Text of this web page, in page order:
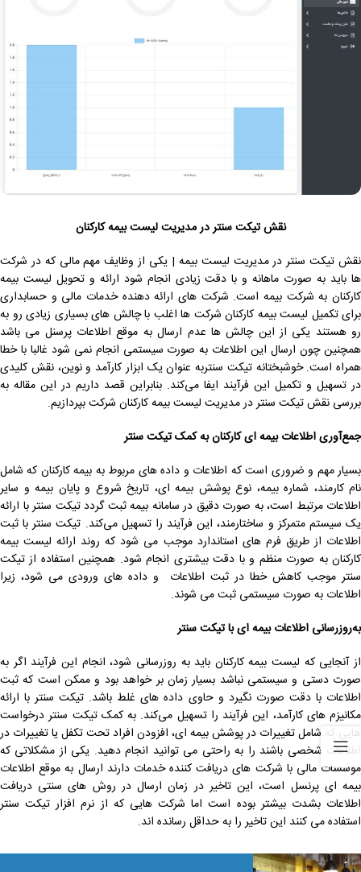
نقش تیکت سنتر در مدیریت لیست بیمه کارکنان
نقش تیکت سنتر در مدیریت لیست بیمه | یکی از وظایف مهم مالی که در شرکت
ها باید به صورت ماهانه و با دقت زیادی انجام شود ارائه و تحویل لیست بیمه
کارکنان به شرکت بیمه است. شرکت های ارائه دهنده خدمات مالی و حسابداری
برای تکمیل لیست بیمه کارکنان شرکت ها اغلب با چالش های بسیاری زیادی رو به
رو هستند یکی از این چالش ها عدم ارسال به موقع اطلاعات پرسنل می باشد
همچنین چون ارسال این اطلاعات به صورت سیستمی انجام نمی شود غالبا با خطا
همراه است. خوشبختانه تیکت سنتربه عنوان یک ابزار کارآمد و نوین، نقش کلیدی
در تسهیل و تکمیل این فرآیند ایفا می‌کند. بنابراین قصد داریم در این مقاله به
بررسی نقش تیکت سنتر در مدیریت لیست بیمه کارکنان شرکت بپردازیم.
جمع‌آوری اطلاعات بیمه ‌ای کارکنان به کمک تیکت سنتر
بسیار مهم و ضروری است که اطلاعات و داده های مربوط به بیمه کارکنان که شامل
نام کارمند، شماره بیمه، نوع پوشش بیمه ‌ای، تاریخ شروع و پایان بیمه و سایر
اطلاعات مرتبط است، به صورت دقیق در سامانه بیمه ثبت گردد تیکت سنتر با ارائه
یک سیستم متمرکز و ساختارمند، این فرآیند را تسهیل می‌کند. تیکت سنتر با ثبت
اطلاعات از طریق فرم ‌های استاندارد موجب می شود که روند ارائه لیست بیمه
کارکنان به صورت منظم و با دقت بیشتری انجام شود. همچنین استفاده از تیکت
سنتر موجب کاهش خطا در ثبت اطلاعات و داده های ورودی می شود، زیرا
اطلاعات به صورت سیستمی ثبت می شوند.
به‌روزرسانی اطلاعات بیمه‌ ای با تیکت سنتر
از آنجایی که لیست بیمه کارکنان باید به روزرسانی شود، انجام این فرآیند اگر به
صورت دستی و سیستمی نباشد بسیار زمان بر خواهد بود و ممکن است که ثبت
اطلاعات با دقت صورت نگیرد و حاوی داده های غلط باشد. تیکت سنتر با ارائه
مکانیزم‌ های کارآمد، این فرآیند را تسهیل می‌کند. به کمک تیکت سنتر درخواست
‌هایی که شامل تغییرات در پوشش بیمه ‌ای، افزودن افراد تحت تکفل یا تغییرات در
اطلاعات شخصی باشند را به راحتی می توانید انجام دهید. یکی از مشکلاتی که
موسسات مالی با شرکت های دریافت کننده خدمات دارند ارسال به موقع اطلاعات
بیمه ای پرنسل است، این تاخیر در زمان ارسال در روش های سنتی دریافت
اطلاعات بشدت بیشتر بوده است اما شرکت هایی که از نرم افزار تیکت سنتر
استفاده می کنند این تاخیر را به حداقل رسانده اند.